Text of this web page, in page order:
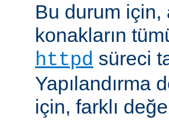
Bu durum
konakların
httpd süreci
Yapılandırma
için, farklı